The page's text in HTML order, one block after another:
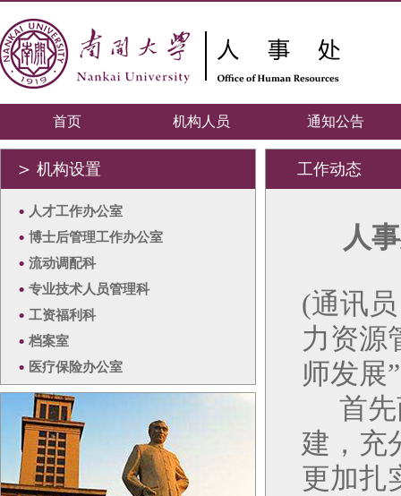
首页 机构人员 通知公告
＞ 机构设置
• 人才工作办公室
• 博士后管理工作办公室
• 流动调配科
• 专业技术人员管理科
• 工资福利科
• 档案室
• 医疗保险办公室
工作动态
人
(通讯
力资源
师发展
首
建，充
更加扎